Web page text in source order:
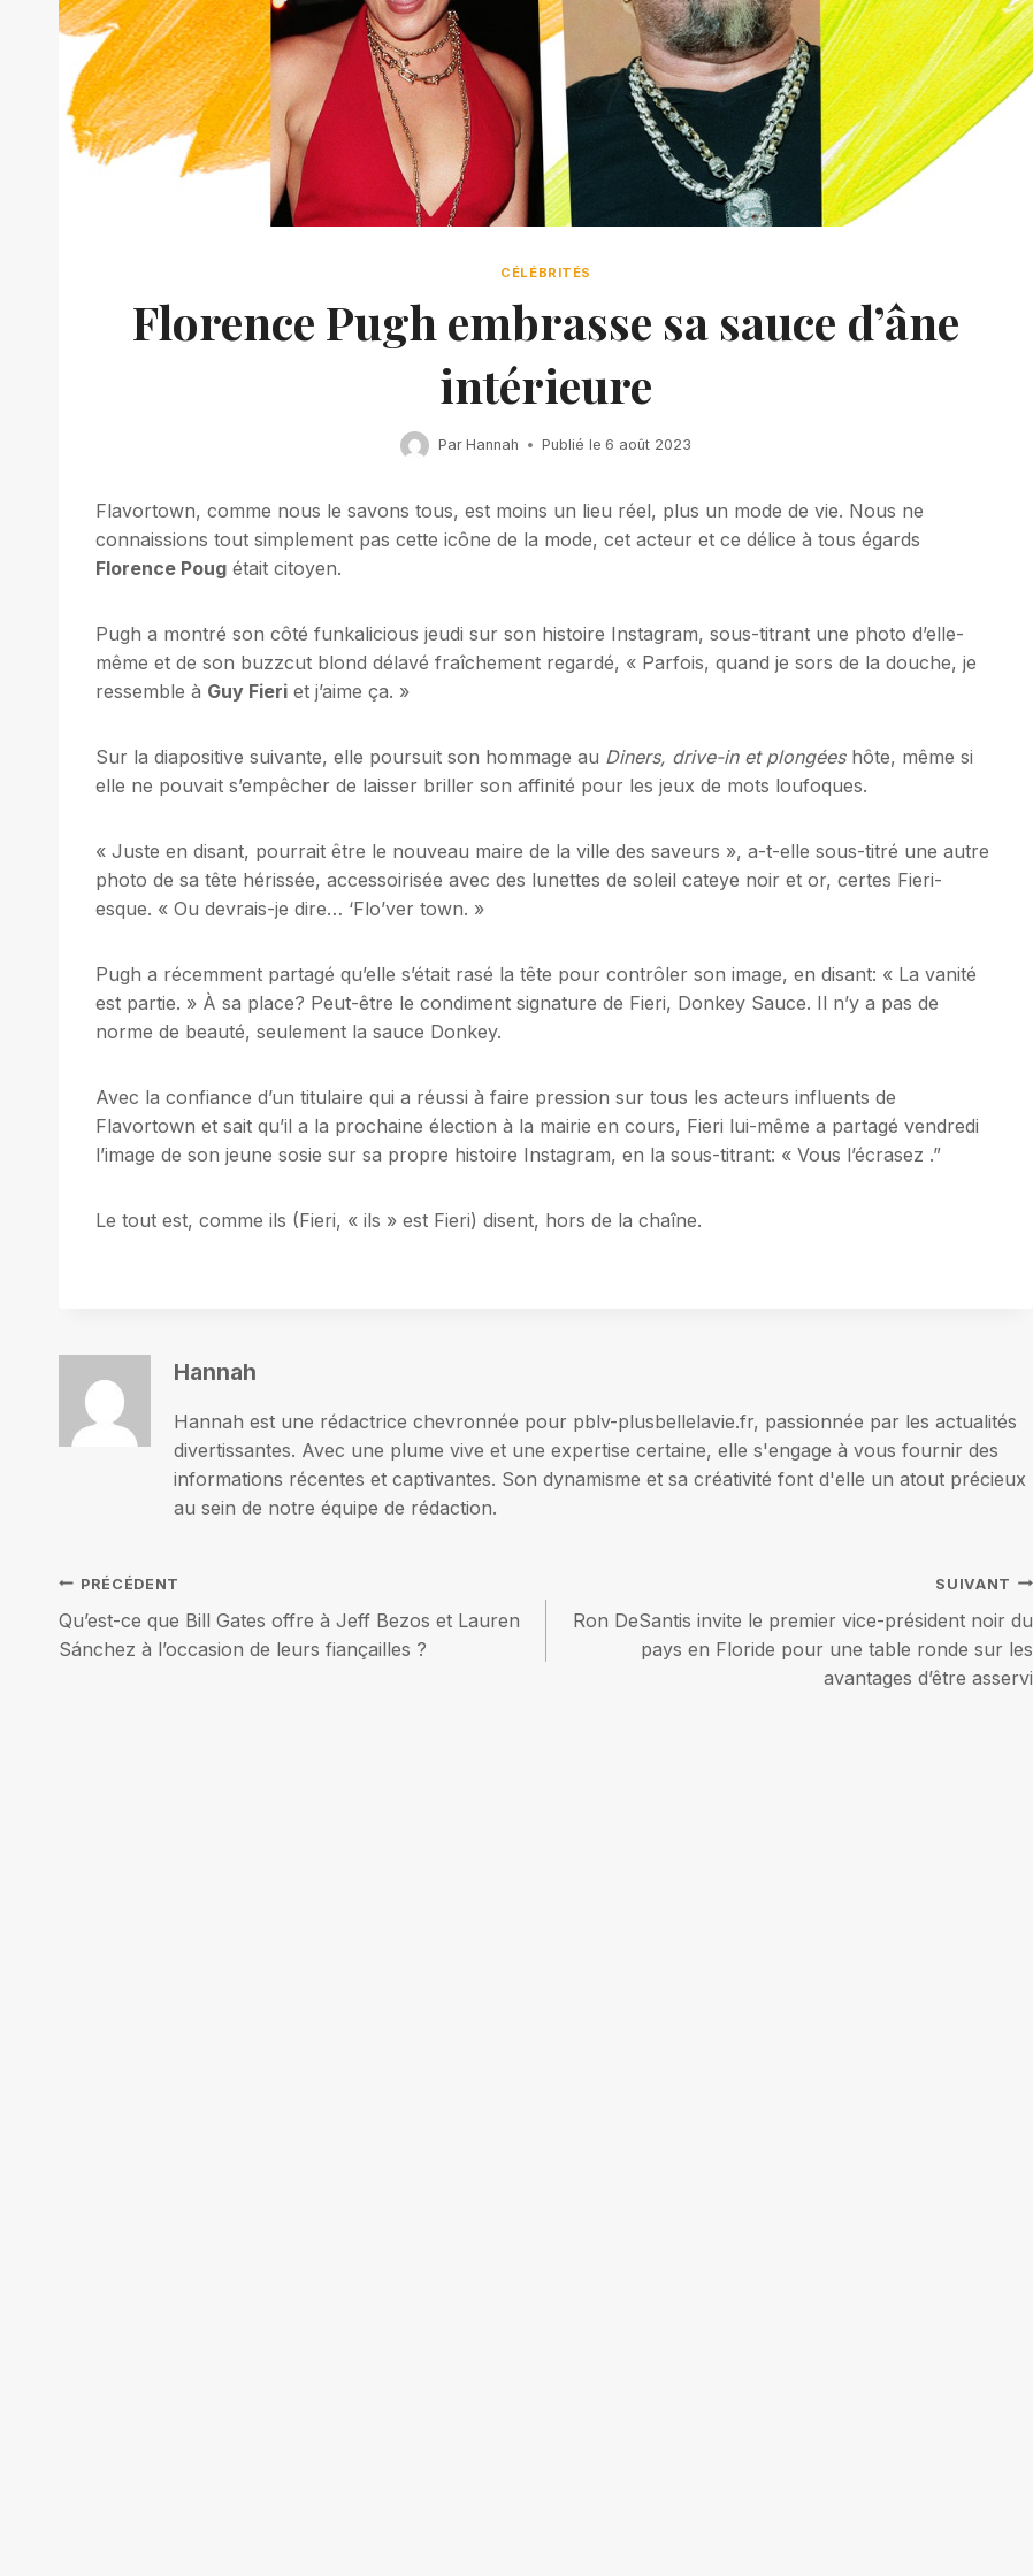
CÉLÉBRITÉS
Florence Pugh embrasse sa sauce d’âne
intérieure
Par Hannah Publié le 6 août 2023
Flavortown, comme nous le savons tous, est moins un lieu réel, plus un mode de vie. Nous ne
connaissions tout simplement pas cette icône de la mode, cet acteur et ce délice à tous égards
Florence Poug était citoyen.
Pugh a montré son côté funkalicious jeudi sur son histoire Instagram, sous-titrant une photo d’elle-
même et de son buzzcut blond délavé fraîchement regardé, « Parfois, quand je sors de la douche, je
ressemble à Guy Fieri et j’aime ça. »
Sur la diapositive suivante, elle poursuit son hommage au Diners, drive-in et plongéeshôte, même si
elle ne pouvait s’empêcher de laisser briller son affinité pour les jeux de mots loufoques.
« Juste en disant, pourrait être le nouveau maire de la ville des saveurs », a-t-elle sous-titré une autre
photo de sa tête hérissée, accessoirisée avec des lunettes de soleil cateye noir et or, certes Fieri-
esque. « Ou devrais-je dire… ‘Flo’ver town. »
Pugh a récemment partagé qu’elle s’était rasé la tête pour contrôler son image, en disant: « La vanité
est partie. » À sa place? Peut-être le condiment signature de Fieri, Donkey Sauce. Il n’y a pas de
norme de beauté, seulement la sauce Donkey.
Avec la confiance d’un titulaire qui a réussi à faire pression sur tous les acteurs influents de
Flavortown et sait qu’il a la prochaine élection à la mairie en cours, Fieri lui-même a partagé vendredi
l’image de son jeune sosie sur sa propre histoire Instagram, en la sous-titrant: « Vous l’écrasez .”
Le tout est, comme ils (Fieri, « ils » est Fieri) disent, hors de la chaîne.
Hannah
Hannah est une rédactrice chevronnée pour pblv-plusbellelavie.fr, passionnée par les actualités
divertissantes. Avec une plume vive et une expertise certaine, elle s'engage à vous fournir des
informations récentes et captivantes. Son dynamisme et sa créativité font d'elle un atout précieux
au sein de notre équipe de rédaction.
Navigation
de
PRÉCÉDENT
Qu’est-ce que Bill Gates offre à Jeff Bezos et Lauren
Sánchez à l’occasion de leurs fiançailles ?
SUIVANT
Ron DeSantis invite le premier vice-président noir du
pays en Floride pour une table ronde sur les
avantages d’être asservi